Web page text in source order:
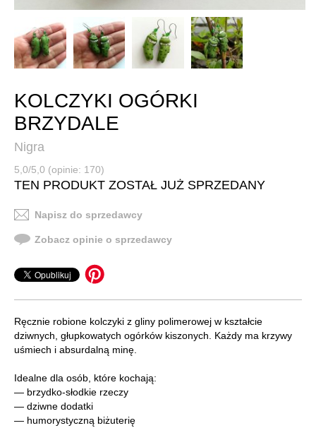
KOLCZYKI OGÓRKI
BRZYDALE
Nigra
5,0/5,0 (opinie: 170)
TEN PRODUKT ZOSTAŁ JUŻ SPRZEDANY
Napisz do sprzedawcy
Zobacz opinie o sprzedawcy
Ręcznie robione kolczyki z gliny polimerowej w kształcie
dziwnych, głupkowatych ogórków kiszonych. Każdy ma krzywy
uśmiech i absurdalną minę.
Idealne dla osób, które kochają:
— brzydko-słodkie rzeczy
— dziwne dodatki
— humorystyczną biżuterię